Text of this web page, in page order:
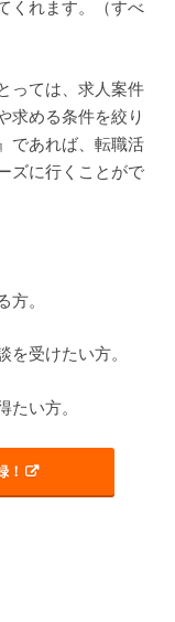
くれます。（すべ
っては、求人案件
求める条件を絞り
であれば、転職活
ズに行くことがで
方。
を受けたい方。
たい方。
！